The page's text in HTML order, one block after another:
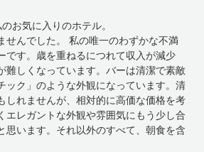
お気に入りのホテル。
せんでした。 私の唯一のわずかな不満
です。歳を重ねるにつれて収入が減少
難しくなっています。バーは清潔で素敵
ック」のような外観になっています。清
しれませんが、相対的に高価な価格を考
エレガントな外観や雰囲気にもう少し合
思います。それ以外のすべて、朝食を含